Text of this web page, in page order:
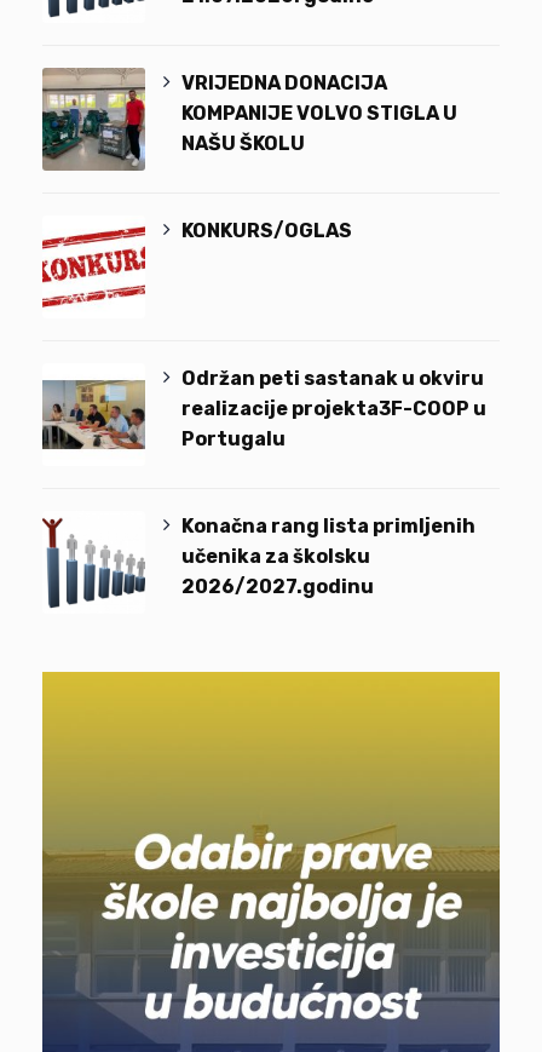
VRIJEDNA DONACIJA
KOMPANIJE VOLVO STIGLA U
NAŠU ŠKOLU
KONKURS/OGLAS
Održan peti sastanak u okviru
realizacije projekta3F-COOP u
Portugalu
Konačna rang lista primljenih
učenika za školsku
2026/2027.godinu